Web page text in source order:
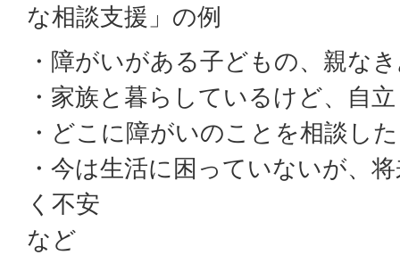
な相談支援」の例
・障がいがある子どもの、親な
・家族と暮らしているけど、自
・どこに障がいのことを相談し
・今は生活に困っていないが、
く不安
など